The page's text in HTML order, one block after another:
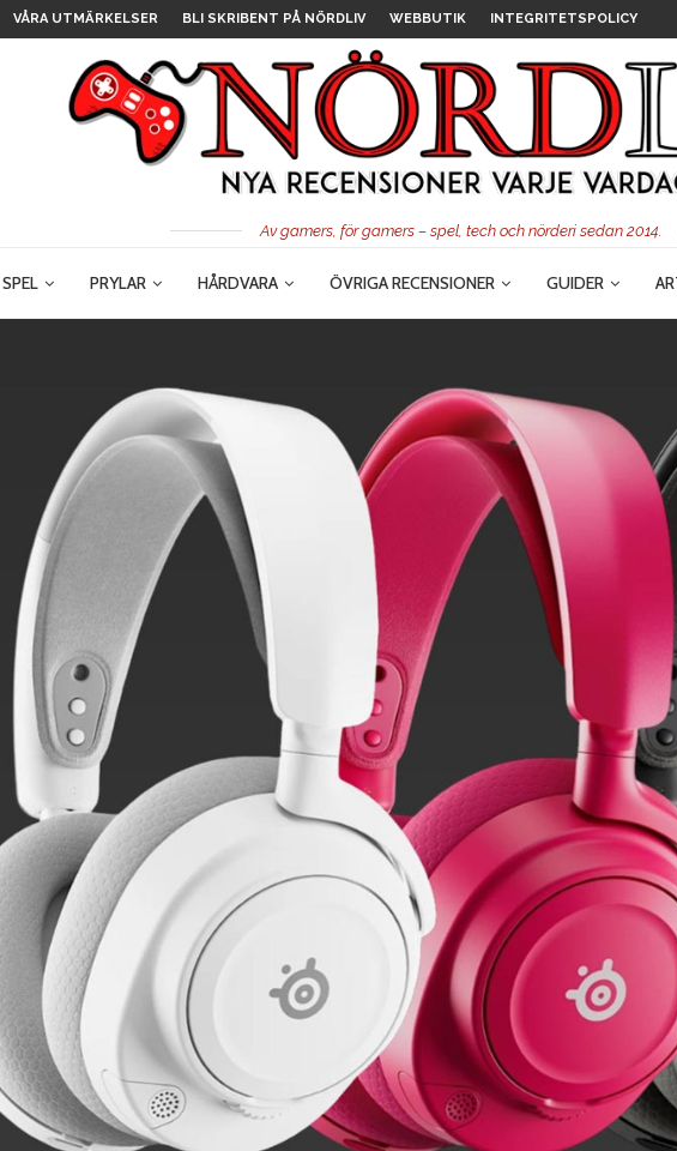
VÅRA UTMÄRKELSER BLI SKRIBENT PÅ NÖRDLIV WEBBUTIK INTEGRITETSPOLICY
Av gamers, för gamers – spel, tech och nörderi sedan 2014.
SPEL PRYLAR HÅRDVARA ÖVRIGA RECENSIONER GUIDER